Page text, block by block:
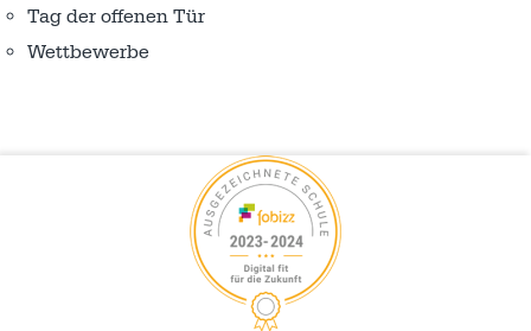
Tag der offenen Tür
Wettbewerbe